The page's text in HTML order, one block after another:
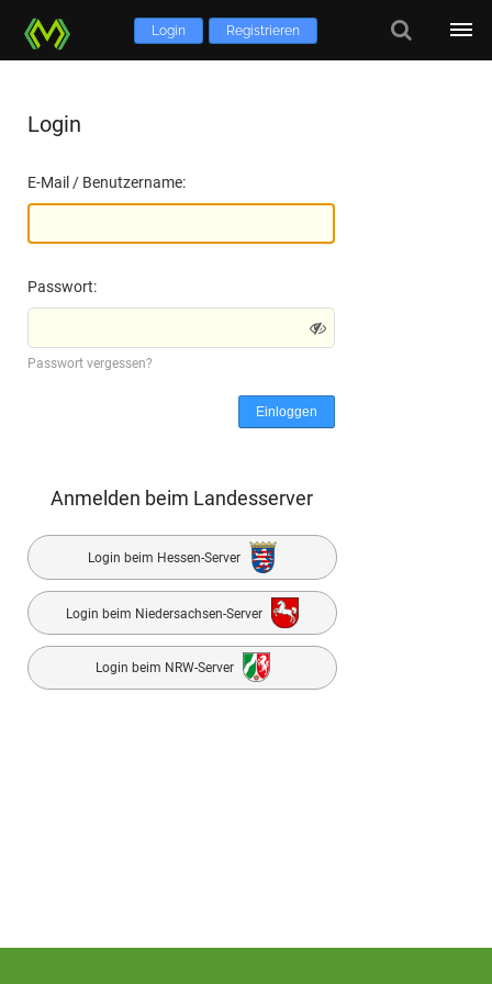
Login Registrieren
Login
E-Mail / Benutzername:
Passwort:
Passwort vergessen?
Anmelden beim Landesserver
Login beim Hessen-Server
Login beim Niedersachsen-Server
Login beim NRW-Server